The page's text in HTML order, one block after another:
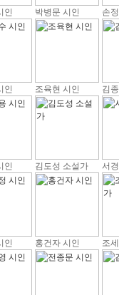
인 박병문 시인 손
인 조육현 시인 김
인 김도성 소설가 서
인 홍건자 시인 조